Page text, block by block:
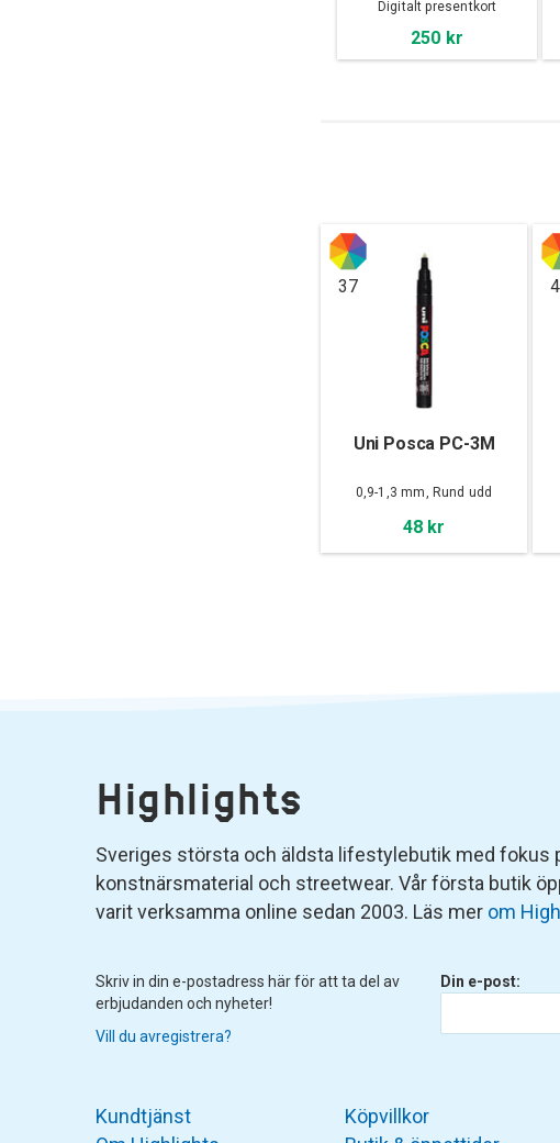
Digitalt presentkort
250 kr
37
Uni Posca PC-3M
0,9-1,3 mm, Rund udd
48 kr
Highlights
Sveriges största och äldsta lifestylebutik med fokus
konstnärsmaterial och streetwear. Vår första butik
varit verksamma online sedan 2003. Läs mer om
Skriv in din e-postadress här för att ta del av
erbjudanden och nyheter!
Vill du avregistrera?
Din e-post:
Kundtjänst
Köpvillkor